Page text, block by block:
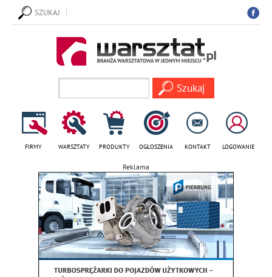
SZUKAJ
FIRMY WARSZTATY PRODUKTY OGŁOSZENIA KONTAKT LOGOWANIE
Reklama